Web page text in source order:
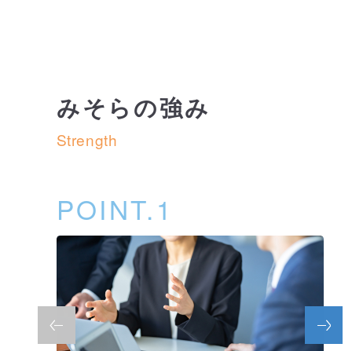
みそらの強み
Strength
POINT.1